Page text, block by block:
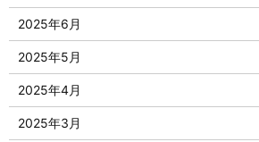
2025年6月
2025年5月
2025年4月
2025年3月